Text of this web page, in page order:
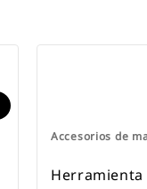
Accesorios de
Herramienta